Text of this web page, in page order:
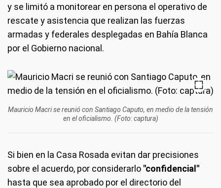
y se limitó a monitorear en persona el operativo de
rescate y asistencia que realizan las fuerzas
armadas y federales desplegadas en Bahía Blanca
por el Gobierno nacional.
Mauricio Macri se reunió con Santiago Caputo, en medio de la tensión
en el oficialismo. (Foto: captura)
Si bien en la Casa Rosada evitan dar precisiones
sobre el acuerdo, por considerarlo "confidencial"
hasta que sea aprobado por el directorio del